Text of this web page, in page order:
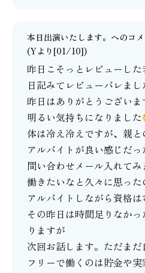
本日出演いたします。 へのコ
(Yより[01/10])
昨日こそっとレビューした
日記みてレビューバレまし
昨日はありがとうございま
明るい気持ちになりました
体は冷え冷えですが、親
アルバイトが良い感じだっ
問い合わせメール入れてみ
働きたいなと久々に思った
アルバイトしながら資格
その昨日は時間足りなか
りますが
次回お話します。ただま
フリーで働くのは貯金や